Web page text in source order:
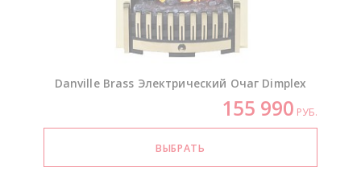
Danville Brass Электрический Очаг Dimplex
155 990 РУБ.